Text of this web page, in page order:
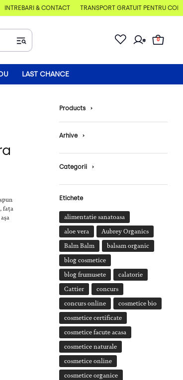
ÎNTREBĂRI & CONTACT TRANSPORT GRATUIT PENTRU
0
LAST CHANCE
fața
Products ›
Arhive ›
Categorii ›
Etichete
alimentatie sanatoasa
aloe vera Aubrey Organics
Balm Balm balsam organic
blog cosmetice
blog frumusete calatorie
Cattier concurs
concurs online cosmetice bio
cosmetice certificate
cosmetice facute acasa
cosmetice naturale
cosmetice online
cosmetice organice